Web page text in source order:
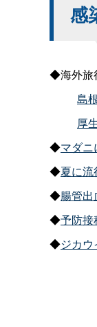
感
◆海外旅
島
厚
◆マダニ
◆夏に
◆腸管出
◆予防接
◆ジカ